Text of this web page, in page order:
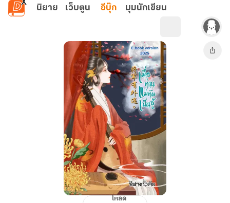
ข้ามไปยังเนื้อหาหลัก
นิยาย เว็บตูน อีบุ๊ก มุมนักเขียน
โหลด